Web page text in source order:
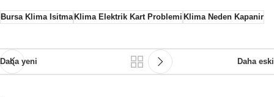
Bursa Klima IsitmaKlima Elektrik Kart Problemi Klima Neden Kapanir
Daha yeni Daha eski